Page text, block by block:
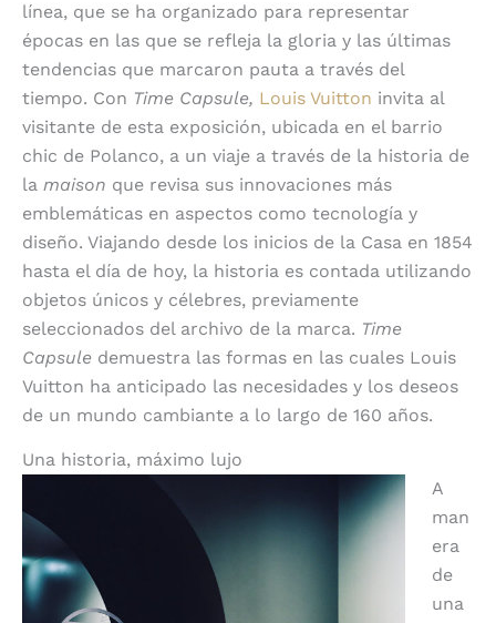
línea, que se ha organizado para representar
épocas en las que se refleja la gloria y las últimas
tendencias que marcaron pauta a través del
tiempo. Con Time Capsule, Louis Vuitton invita al
visitante de esta exposición, ubicada en el barrio
chic de Polanco, a un viaje a través de la historia de
la maison que revisa sus innovaciones más
emblemáticas en aspectos como tecnología y
diseño. Viajando desde los inicios de la Casa en 1854
hasta el día de hoy, la historia es contada utilizando
objetos únicos y célebres, previamente
seleccionados del archivo de la marca. Time
Capsule demuestra las formas en las cuales Louis
Vuitton ha anticipado las necesidades y los deseos
de un mundo cambiante a lo largo de 160 años.
Una historia, máximo lujo
A
man
era
de
una